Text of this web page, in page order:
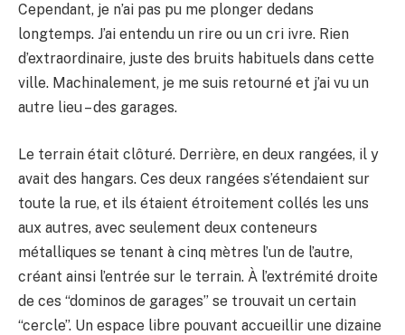
Cependant, je n’ai pas pu me plonger dedans
longtemps. J’ai entendu un rire ou un cri ivre. Rien
d’extraordinaire, juste des bruits habituels dans cette
ville. Machinalement, je me suis retourné et j’ai vu un
autre lieu – des garages.
Le terrain était clôturé. Derrière, en deux rangées, il y
avait des hangars. Ces deux rangées s’étendaient sur
toute la rue, et ils étaient étroitement collés les uns
aux autres, avec seulement deux conteneurs
métalliques se tenant à cinq mètres l’un de l’autre,
créant ainsi l’entrée sur le terrain. À l’extrémité droite
de ces “dominos de garages” se trouvait un certain
“cercle”. Un espace libre pouvant accueillir une dizaine